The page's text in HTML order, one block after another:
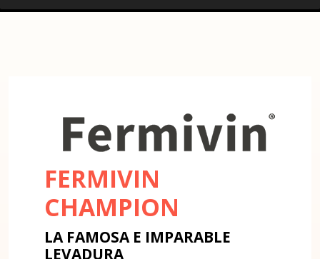
FERMIVIN
CHAMPION
LA FAMOSA E IMPARABLE
LEVADURA